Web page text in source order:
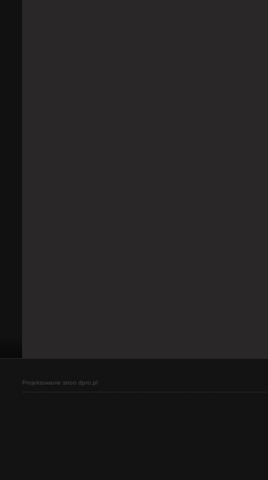
Projektowanie stron dpro.pl